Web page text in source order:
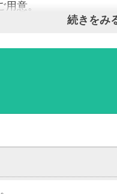
意。
の相性抜群！！続きをみ